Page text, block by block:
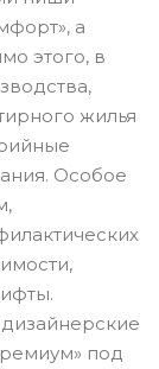
а
этого, в
жилья
Особое
под